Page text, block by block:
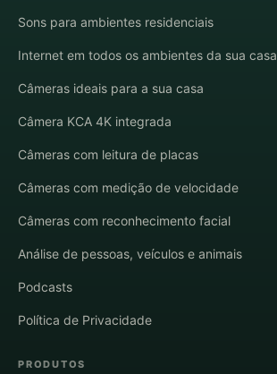
Sons para ambientes residenciais
Internet em todos os ambientes da sua casa
Câmeras ideais para a sua casa
Câmera KCA 4K integrada
Câmeras com leitura de placas
Câmeras com medição de velocidade
Câmeras com reconhecimento facial
Análise de pessoas, veículos e animais
Podcasts
Política de Privacidade
PRODUTOS